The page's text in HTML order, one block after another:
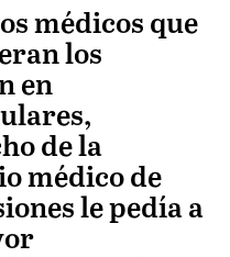
médicos que
los
en
de la
médico de
le pedía a